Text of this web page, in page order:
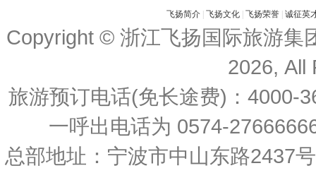
飞扬简介 飞扬文化 飞扬荣誉 诚征英
Copyright © 浙江飞扬国际旅游集
2026, All
旅游预订电话(免长途费)：4000-
一呼出电话为 0574-
总部地址：宁波市中山东路2437